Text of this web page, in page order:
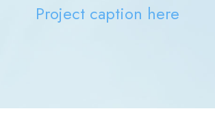
Project caption here